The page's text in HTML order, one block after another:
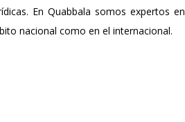
En Quabbala somos expertos en
nacional como en el internacional.